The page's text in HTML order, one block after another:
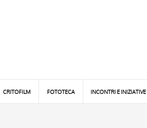
CRITOFILM FOTOTECA INCONTRI E INIZIATIVE